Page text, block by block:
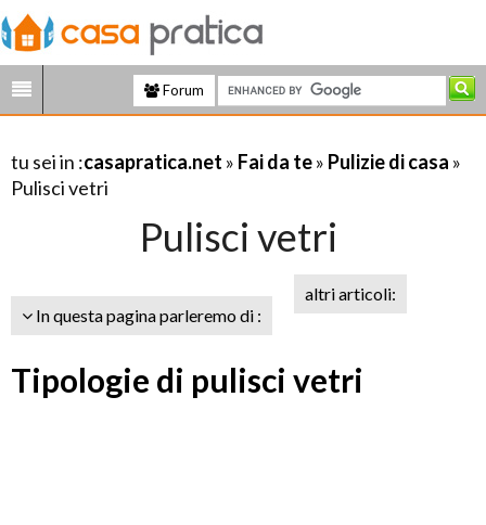
Forum
tu sei in :casapratica.net » Fai da te» Pulizie di casa »
Pulisci vetri
Pulisci vetri
In questa pagina parleremo di :
altri articoli:
Tipologie di pulisci vetri